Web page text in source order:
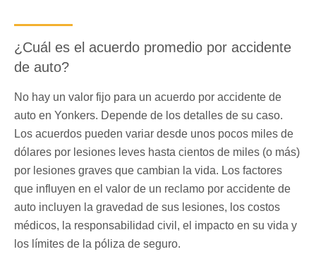
¿Cuál es el acuerdo promedio por accidente
de auto?
No hay un valor fijo para un acuerdo por accidente de
auto en Yonkers. Depende de los detalles de su caso.
Los acuerdos pueden variar desde unos pocos miles de
dólares por lesiones leves hasta cientos de miles (o más)
por lesiones graves que cambian la vida. Los factores
que influyen en el valor de un reclamo por accidente de
auto incluyen la gravedad de sus lesiones, los costos
médicos, la responsabilidad civil, el impacto en su vida y
los límites de la póliza de seguro.